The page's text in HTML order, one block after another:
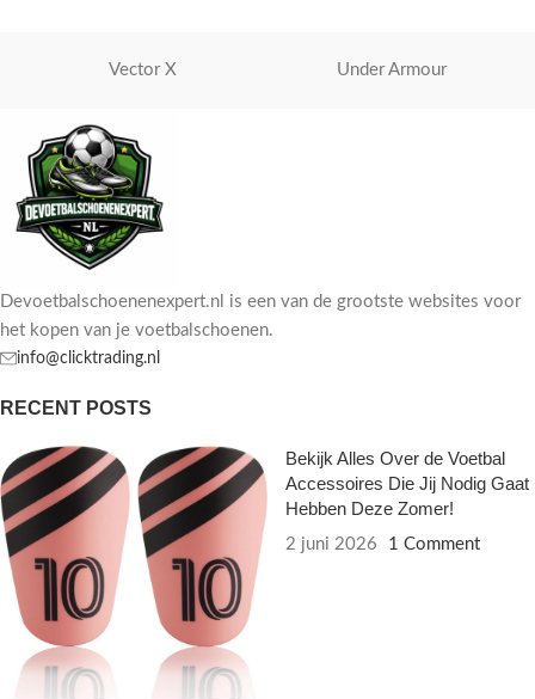
Vector X Under Armour
Devoetbalschoenenexpert.nl is een van de grootste websites voor
het kopen van je voetbalschoenen.
info@clicktrading.nl
RECENT POSTS
Bekijk Alles Over de Voetbal
Accessoires Die Jij Nodig Gaat
Hebben Deze Zomer!
2 juni 2026 1 Comment